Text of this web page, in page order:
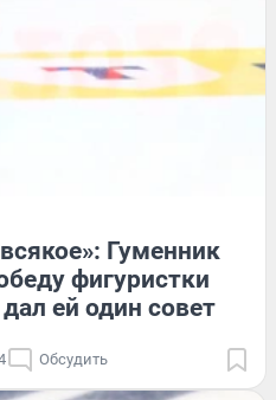
Гуменник
фигуристки
ей один совет
Обсудить